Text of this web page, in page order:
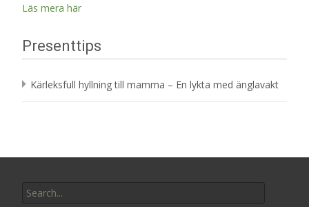
Läs mera här
Presenttips
Kärleksfull hyllning till mamma – En lykta med änglavakt
for: